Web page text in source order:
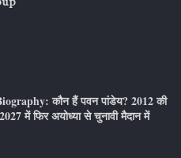
कौन हैं पवन पांडेय? 2012 की
में फिर अयोध्या से चुनावी मैदान में